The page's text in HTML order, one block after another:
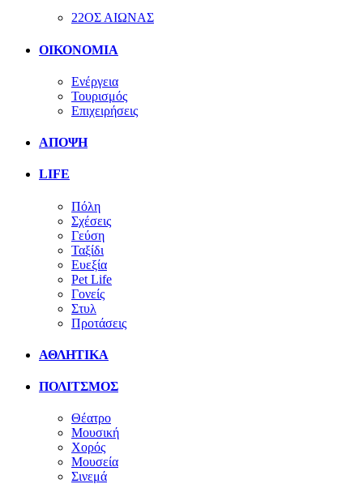
22ΟΣ ΑΙΩΝΑΣ
ΟΙΚΟΝΟΜΙΑ
Ενέργεια
Τουρισμός
Επιχειρήσεις
ΑΠΟΨΗ
LIFE
Πόλη
Σχέσεις
Γεύση
Ταξίδι
Ευεξία
Pet Life
Γονείς
Στυλ
Προτάσεις
ΑΘΛΗΤΙΚΑ
ΠΟΛΙΤΣΜΟΣ
Θέατρο
Μουσική
Χορός
Μουσεία
Σινεμά